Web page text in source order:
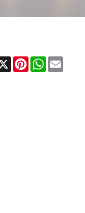
X PinterestWhatsApp
Email